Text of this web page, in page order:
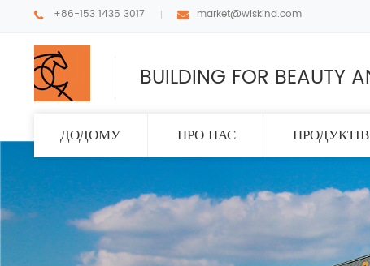
+86-153 1435 3017 market@wiskind.com
BUILDING FOR BEAUTY
ДОДОМУ ПРО НАС ПРОДУКТІВ